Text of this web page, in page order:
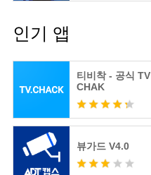
인기 앱
티비착 - 공식 TV
CHAK
뷰가드 V4.0